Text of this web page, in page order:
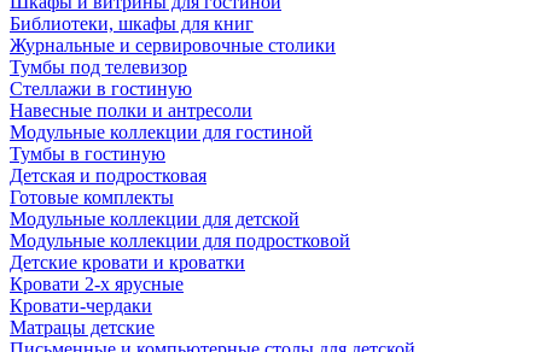
Библиотеки, шкафы для книг
Журнальные и сервировочные столики
Тумбы под телевизор
Стеллажи в гостиную
Навесные полки и антресоли
Модульные коллекции для гостиной
Тумбы в гостиную
Детская и подростковая
Готовые комплекты
Модульные коллекции для детской
Модульные коллекции для подростковой
Детские кровати и кроватки
Кровати 2-х ярусные
Кровати-чердаки
Матрацы детские